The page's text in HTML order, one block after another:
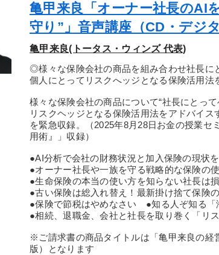
亀甲来良「オーナー社長のAI
守り”」音声講座（CD・デジタ
亀甲来良(トータス・ウィンズ 代表)
◎様々な保険会社の商品を組み合わせ社長に
個人にとってリスクへッジとなる保険活用法
様々な保険会社の商品について“社長にとっ
リスクヘッジとなる保険活用法をアドバイ
を緊急収録。（2025年8月28日お金の授業セ
用術』」収録）
●AI分析で会社の財務状況と加入保険の現状を
●オーナー社長や一族を守る戦略的な保険の
●生命保険の本当の使い方を知らない社長は
●古い保険は総入れ替え！最新掛け捨て保険
●保険で節税はやめなさい ●知る人ぞ知る「
●相続、退職金、会社と社長を取り巻く「リ
※ご請求書の商品タイトルは「亀甲来良の経
版）となります